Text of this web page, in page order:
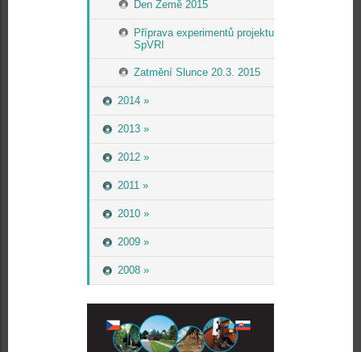
Den Země 2015
Příprava experimentů projektu
SpVRI
Zatmění Slunce 20.3. 2015
2014 »
2013 »
2012 »
2011 »
2010 »
2009 »
2008 »